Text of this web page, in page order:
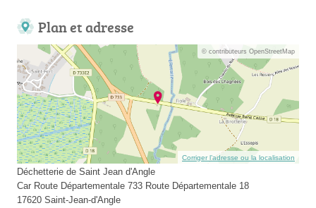
Plan et adresse
© contributeurs OpenStreetMap
Corriger l’adresse ou la localisation
Déchetterie de Saint Jean d'Angle
Car Route Départementale 733 Route Départementale 18
17620 Saint-Jean-d'Angle